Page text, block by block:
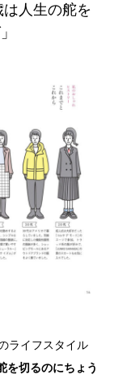
人生の舵を
ライフスタイル
を切るのにちょう